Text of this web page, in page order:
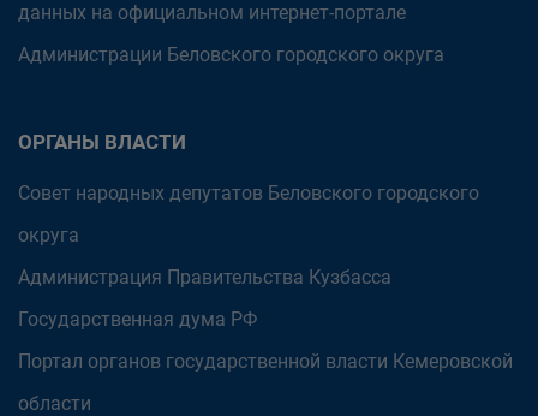
данных на официальном интернет-портале
Администрации Беловского городского округа
ОРГАНЫ ВЛАСТИ
Совет народных депутатов Беловского городского
округа
Администрация Правительства Кузбасса
Государственная дума РФ
Портал органов государственной власти Кемеровской
области